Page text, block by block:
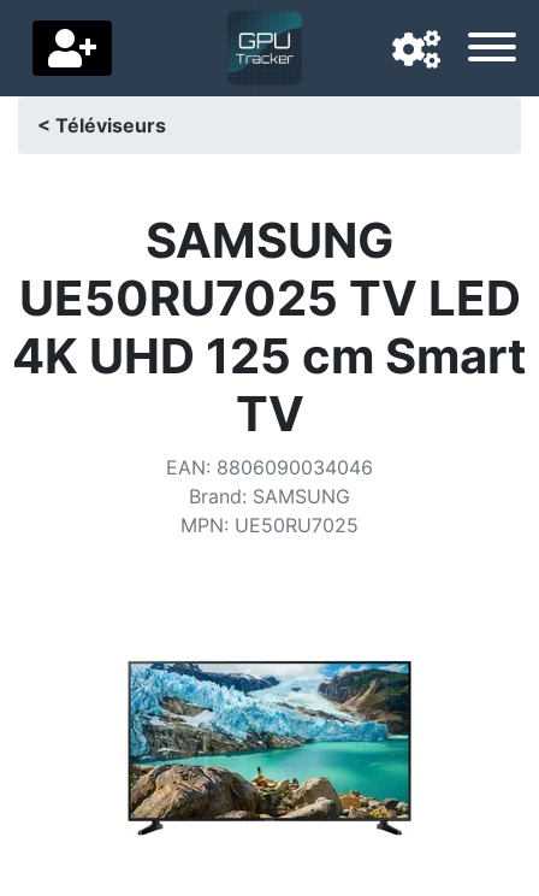
Pays de livraison
Accueil
Paramètres
Contactez-nous
< Téléviseurs
SAMSUNG
UE50RU7025 TV LED
4K UHD 125 cm Smart
TV
EAN: 8806090034046
Brand: SAMSUNG
MPN: UE50RU7025